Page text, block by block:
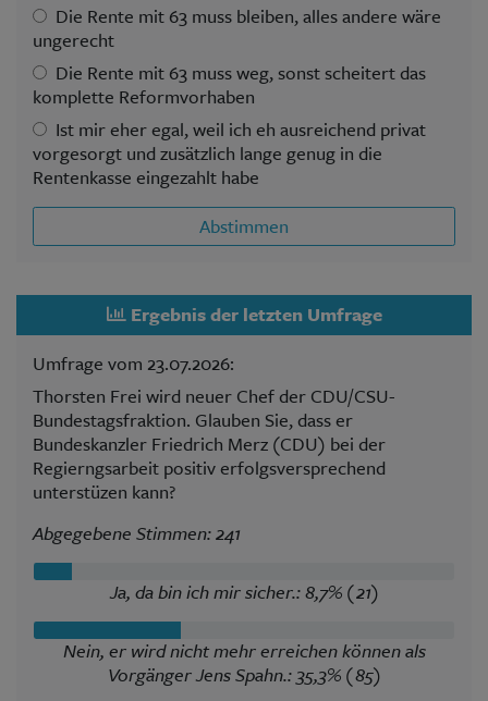
Die Rente mit 63 muss bleiben, alles andere wäre
ungerecht
Die Rente mit 63 muss weg, sonst scheitert das
komplette Reformvorhaben
Ist mir eher egal, weil ich eh ausreichend privat
vorgesorgt und zusätzlich lange genug in die
Rentenkasse eingezahlt habe
Abstimmen
Ergebnis der letzten Umfrage
Umfrage vom 23.07.2026:
Thorsten Frei wird neuer Chef der CDU/CSU-
Bundestagsfraktion. Glauben Sie, dass er
Bundeskanzler Friedrich Merz (CDU) bei der
Regierngsarbeit positiv erfolgsversprechend
unterstüzen kann?
Abgegebene Stimmen: 241
Ja, da bin ich mir sicher.: 8,7% (21)
Nein, er wird nicht mehr erreichen können als
Vorgänger Jens Spahn.: 35,3% (85)